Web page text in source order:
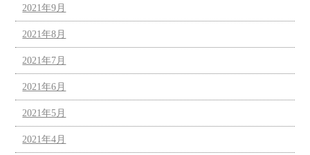
2021年9月
2021年8月
2021年7月
2021年6月
2021年5月
2021年4月